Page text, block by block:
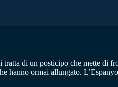
di un posticipo che mette di
ormai allungato.